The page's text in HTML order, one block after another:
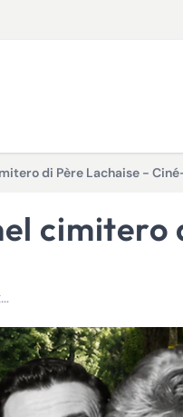
di Père Lachaise -
Alcuni dei più grandi nomi del cinema francese si trovano a Père-Lachaise, spesso utilizzato anche come set cinematografico.